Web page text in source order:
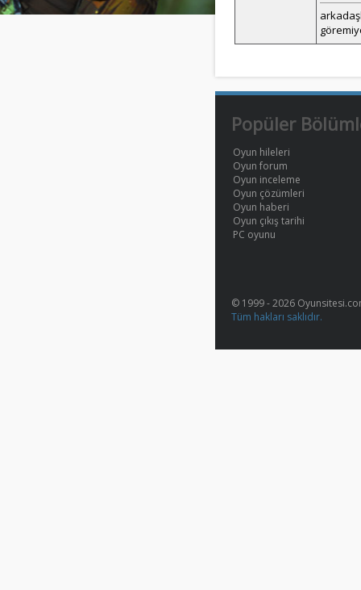
Popüler
Oyun hileleri
Oyun forum
Oyun inceleme
Oyun çözümleri
Oyun haberi
Oyun çıkış tarihi
PC oyunu
© 1999 - 2026
Tüm hakları saklıdır.